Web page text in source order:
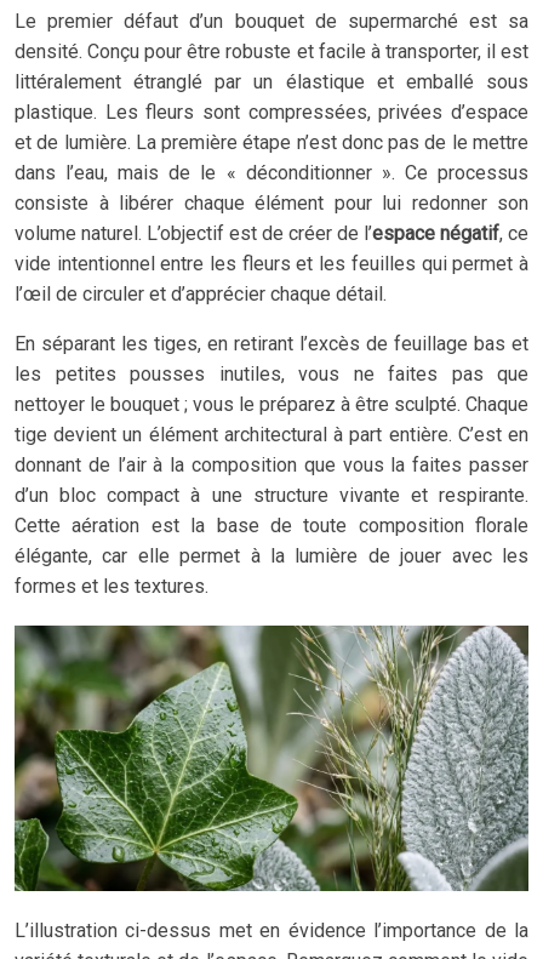
Le premier défaut d’un bouquet de supermarché est sa
densité. Conçu pour être robuste et facile à transporter, il est
littéralement étranglé par un élastique et emballé sous
plastique. Les fleurs sont compressées, privées d’espace
et de lumière. La première étape n’est donc pas de le mettre
dans l’eau, mais de le « déconditionner ». Ce processus
consiste à libérer chaque élément pour lui redonner son
volume naturel. L’objectif est de créer de l’espace négatif, ce
vide intentionnel entre les fleurs et les feuilles qui permet à
l’œil de circuler et d’apprécier chaque détail.
En séparant les tiges, en retirant l’excès de feuillage bas et
les petites pousses inutiles, vous ne faites pas que
nettoyer le bouquet ; vous le préparez à être sculpté. Chaque
tige devient un élément architectural à part entière. C’est en
donnant de l’air à la composition que vous la faites passer
d’un bloc compact à une structure vivante et respirante.
Cette aération est la base de toute composition florale
élégante, car elle permet à la lumière de jouer avec les
formes et les textures.
L’illustration ci-dessus met en évidence l’importance de la